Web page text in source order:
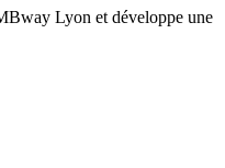
Lyon et développe une